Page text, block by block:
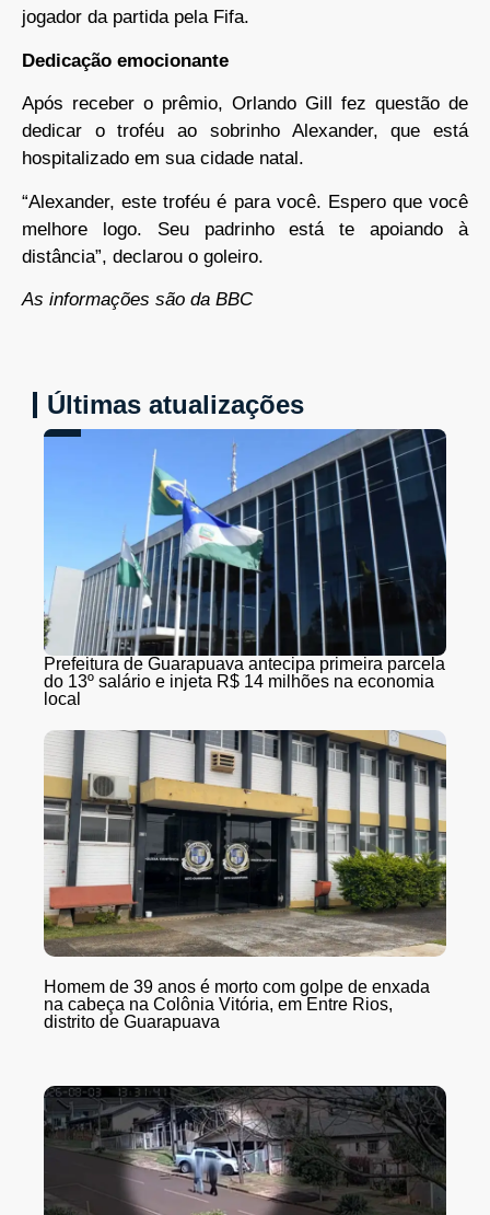
jogador da partida pela Fifa.
Dedicação emocionante
Após receber o prêmio, Orlando Gill fez questão de
dedicar o troféu ao sobrinho Alexander, que está
hospitalizado em sua cidade natal.
“Alexander, este troféu é para você. Espero que você
melhore logo. Seu padrinho está te apoiando à
distância”, declarou o goleiro.
As informações são da BBC
Últimas atualizações
Prefeitura de Guarapuava antecipa primeira parcela
do 13º salário e injeta R$ 14 milhões na economia
local
Homem de 39 anos é morto com golpe de enxada
na cabeça na Colônia Vitória, em Entre Rios,
distrito de Guarapuava